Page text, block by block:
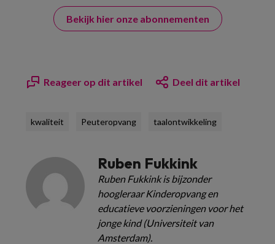
Bekijk hier onze abonnementen
Reageer op dit artikel Deel dit artikel
kwaliteit Peuteropvang taalontwikkeling
Ruben Fukkink
Ruben Fukkink is bijzonder
hoogleraar Kinderopvang en
educatieve voorzieningen voor het
jonge kind (Universiteit van
Amsterdam).